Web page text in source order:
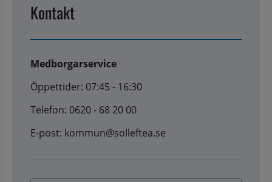
Kontakt
Medborgarservice
Öppettider: 07:45 - 16:30
Telefon: 0620 - 68 20 00
E-post: kommun@solleftea.se